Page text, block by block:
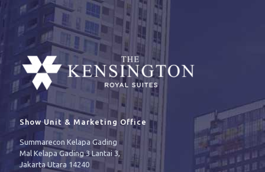
Show Unit & Marketing Office
Summarecon Kelapa Gading
Mal Kelapa Gading 3 Lantai 3,
Jakarta Utara 14240